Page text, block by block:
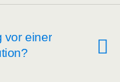
vor einer